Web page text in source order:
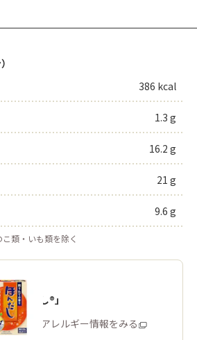
386 kcal
1.3 g
16.2 g
21 g
9.6 g
類・いも類を除く
「ほんだし®」
商品・アレルギー情報をみる